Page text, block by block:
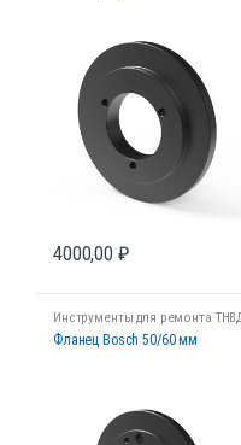
4000,00 ₽
Инструменты для ремонта
Фланец Bosch 50/60 мм